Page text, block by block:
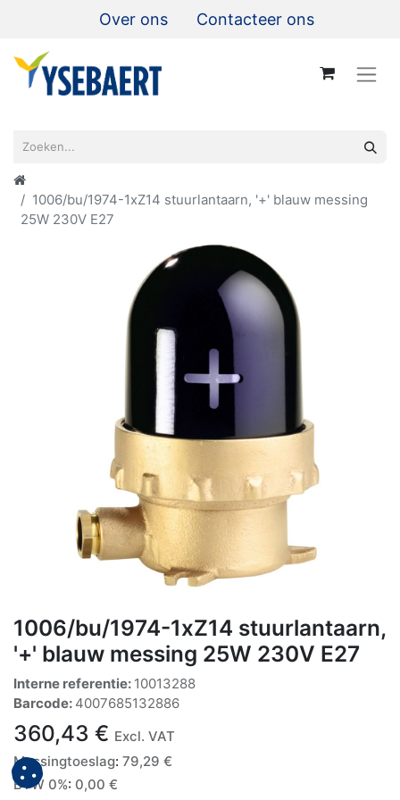
Over ons Contacteer ons
1006/bu/1974-1xZ14 stuurlantaarn, '+' blauw messing
25W 230V E27
1006/bu/1974-1xZ14 stuurlantaarn,
'+' blauw messing 25W 230V E27
Interne referentie: 10013288
Barcode: 4007685132886
360,43 € Excl. VAT
Messingtoeslag: 79,29 €
BTW 0%: 0,00 €